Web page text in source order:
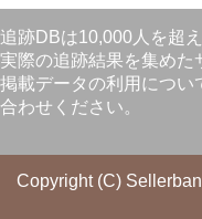
追跡DBは10,000人を超
実際の追跡結果を集めた
掲載データの利用につい
合わせください。
Copyright (C)